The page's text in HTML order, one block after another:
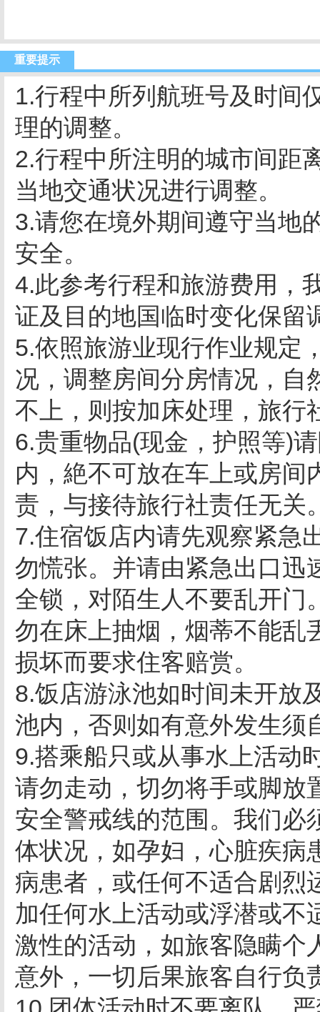
重要提示
1.行程中所列航班号及时间
理的调整。
2.行程中所注明的城市间距
当地交通状况进行调整。
3.请您在境外期间遵守当地
安全。
4.此参考行程和旅游费用，
证及目的地国临时变化保留
5.依照旅游业现行作业规定
况，调整房间分房情况，自
不上，则按加床处理，旅行
6.贵重物品(现金，护照等)
内，絶不可放在车上或房间
责，与接待旅行社责任无关
7.住宿饭店内请先观察紧急
勿慌张。并请由紧急出口迅
全锁，对陌生人不要乱开门
勿在床上抽烟，烟蒂不能乱
损坏而要求住客赔赏。
8.饭店游泳池如时间未开放
池内，否则如有意外发生须
9.搭乘船只或从事水上活动
请勿走动，切勿将手或脚放
安全警戒线的范围。我们必
体状况，如孕妇，心脏疾病
病患者，或任何不适合剧烈
加任何水上活动或浮潜或不
激性的活动，如旅客隐瞒个
意外，一切后果旅客自行负